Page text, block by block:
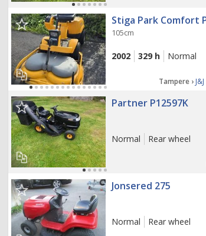
Stiga Park Comfort
105cm
2002 329 h Normal
Tampere ›
Partner P12597K
Normal Rear wheel
Jonsered 275
Normal Rear wheel